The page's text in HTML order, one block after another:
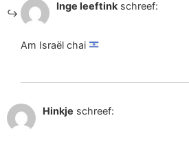
Inge leeftink schreef:
Am Israël chai
Hinkje schreef: